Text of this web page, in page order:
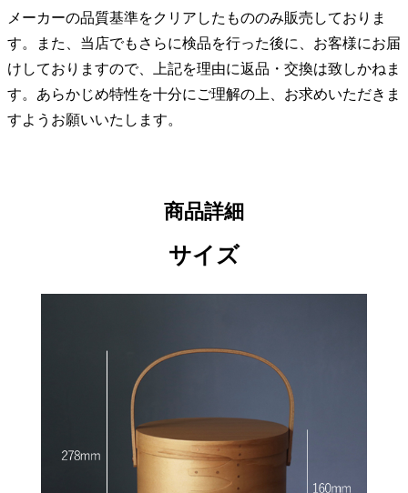
メーカーの品質基準をクリアしたもののみ販売しておりま
す。また、当店でもさらに検品を行った後に、お客様にお届
けしておりますので、上記を理由に返品・交換は致しかねま
す。あらかじめ特性を十分にご理解の上、お求めいただきま
すようお願いいたします。
商品詳細
サイズ